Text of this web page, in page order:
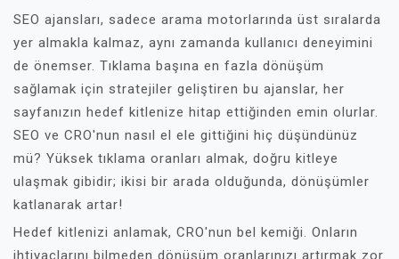
SEO ajansları, sadece arama motorlarında üst sıralarda
yer almakla kalmaz, aynı zamanda kullanıcı deneyimini
de önemser. Tıklama başına en fazla dönüşüm
sağlamak için stratejiler geliştiren bu ajanslar, her
sayfanızın hedef kitlenize hitap ettiğinden emin olurlar.
SEO ve CRO'nun nasıl el ele gittiğini hiç düşündünüz
mü? Yüksek tıklama oranları almak, doğru kitleye
ulaşmak gibidir; ikisi bir arada olduğunda, dönüşümler
katlanarak artar!
Hedef kitlenizi anlamak, CRO'nun bel kemiği. Onların
ihtiyaçlarını bilmeden dönüşüm oranlarınızı artırmak zor